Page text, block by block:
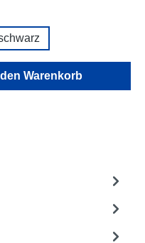
gewünschten
den Warenkorb